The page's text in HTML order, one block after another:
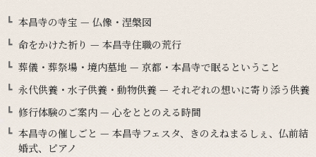
本昌寺の寺宝 — 仏像・涅槃図
命をかけた祈り — 本昌寺住職の荒行
葬儀・葬祭場・境内墓地 — 京都・本昌寺で眠るということ
永代供養・水子供養・動物供養 — それぞれの想いに寄り添う供養
修行体験のご案内 — 心をととのえる時間
本昌寺の催しごと — 本昌寺フェスタ、きのえねまるしぇ、仏前結
婚式、ピアノ